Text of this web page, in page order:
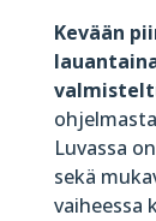
Kevään
Luvassa
sekä
vaiheessa